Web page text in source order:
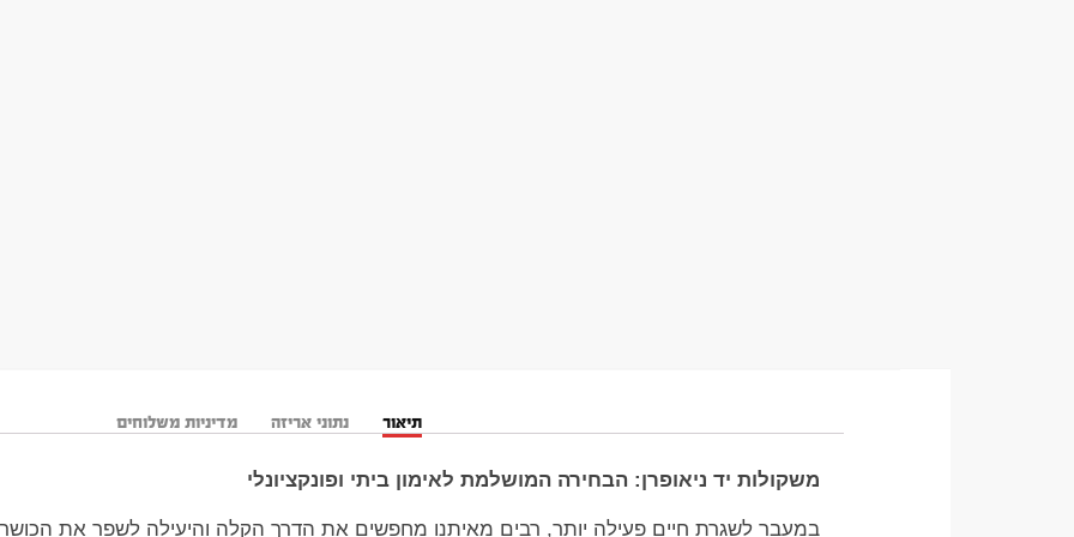
תיאור נתוני אריזה מדיניות משלוחים
משקולות יד ניאופרן: הבחירה המושלמת לאימון ביתי ופונקציונלי
במעבר לשגרת חיים פעילה יותר, רבים מאיתנו מחפשים את הדרך הקלה והיעילה לשפר את